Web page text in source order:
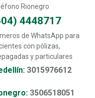
Rionegro
4448717
de WhatsApp para
con pólizas,
y particulares
3015976612
3506518051